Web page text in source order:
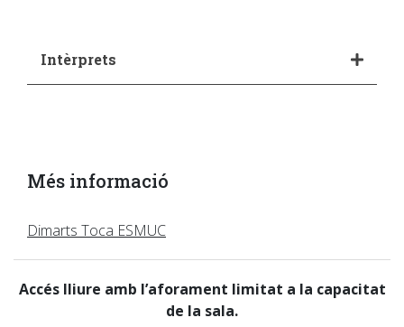
Intèrprets
Més informació
Dimarts Toca ESMUC
Accés lliure amb l’aforament limitat a la capacitat
de la sala.